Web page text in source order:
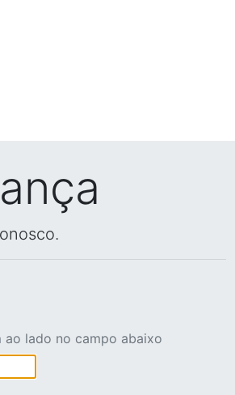
ao lado no campo abaixo